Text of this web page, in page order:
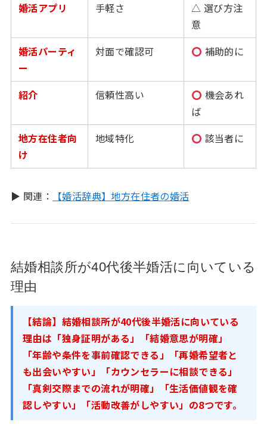
婚活アプリ
手軽さ
△ 選び方注
意
婚活パーティ
ー
対面で確認可 補助的に
紹介 信頼性高い
機会あれ
ば
地方在住者向
け
地域特化 該当者に
▶ 関連： 【婚活辞典】地方在住者の婚活
結婚相談所が40代後半婚活に向いている
理由
【結論】結婚相談所が40代後半婚活に向いている
理由は「独身証明がある」「結婚意思が明確」
「年齢や条件を事前確認できる」「再婚希望者と
も出会いやすい」「カウンセラーに相談できる」
「真剣交際までの流れが明確」「生活価値観を確
認しやすい」「活動改善がしやすい」の8つです。